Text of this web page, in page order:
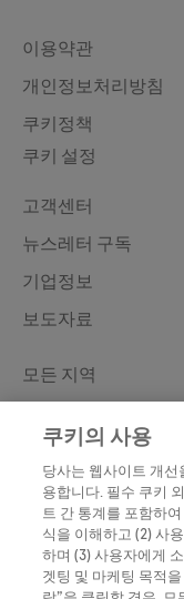
Legal & Privacy
이용약관
개인정보처리방침
쿠키정책
쿠키 설정
Contact
고객센터
뉴스레터 구독
기업정보
보도자료
Learn More
모든 지역
Roche Diabetes
Roche
쿠키의 사용
당사는 웹사이트 개선
용합니다. 필수 쿠키
트 간 통계를 포함하
식을 이해하고 (2) 사
하며 (3) 사용자에게
겟팅 및 마케팅 목적